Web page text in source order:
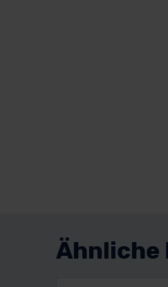
Ähnliche